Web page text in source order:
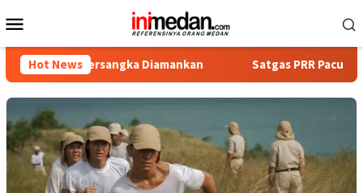
ke
Mobile
Hot News
Tersangka Diamankan Satgas PRR Pacu Realisasi